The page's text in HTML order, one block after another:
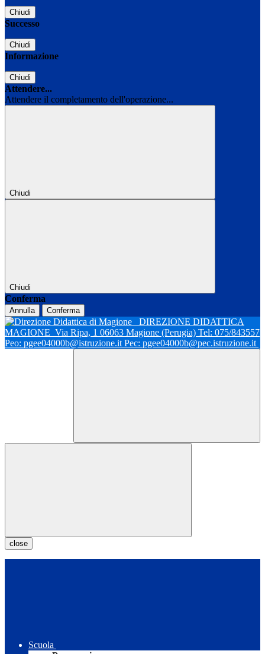
Chiudi
Successo
Chiudi
Informazione
Chiudi
Attendere...
Attendere il completamento dell'operazione...
Chiudi
Chiudi
Conferma
Annulla Conferma
DIREZIONE DIDATTICA
MAGIONE Via Ripa, 1 06063 Magione (Perugia) Tel: 075/843557
Peo: pgee04000b@istruzione.it Pec: pgee04000b@pec.istruzione.it
close
Scuola